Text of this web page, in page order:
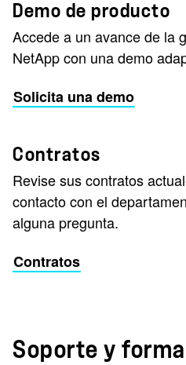
Demo de producto
Accede a un avance de la
NetApp con una demo
Solicita una demo
Contratos
Revise sus contratos
contacto con el
alguna pregunta.
Contratos
Soporte y